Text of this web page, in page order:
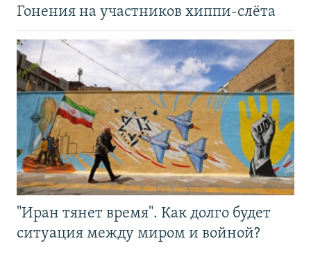
Гонения на участников хиппи-слёта
"Иран тянет время". Как долго будет
ситуация между миром и войной?